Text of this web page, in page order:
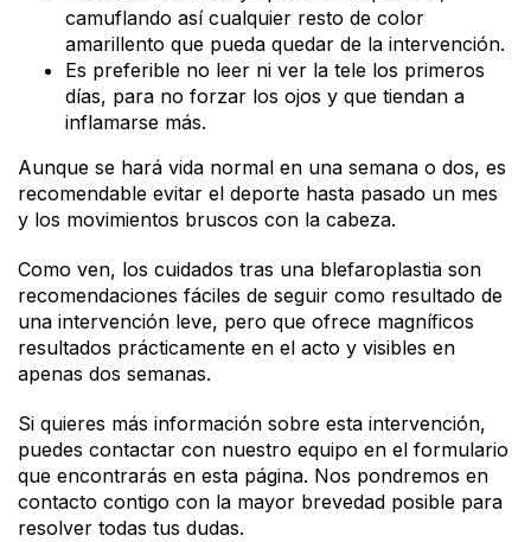
camuflando así cualquier resto de color
amarillento que pueda quedar de la intervención.
Es preferible no leer ni ver la tele los primeros
días, para no forzar los ojos y que tiendan a
inflamarse más.
Aunque se hará vida normal en una semana o dos, es
recomendable evitar el deporte hasta pasado un mes
y los movimientos bruscos con la cabeza.
Como ven, los cuidados tras una blefaroplastia son
recomendaciones fáciles de seguir como resultado de
una intervención leve, pero que ofrece magníficos
resultados prácticamente en el acto y visibles en
apenas dos semanas.
Si quieres más información sobre esta intervención,
puedes contactar con nuestro equipo en el formulario
que encontrarás en esta página. Nos pondremos en
contacto contigo con la mayor brevedad posible para
resolver todas tus dudas.